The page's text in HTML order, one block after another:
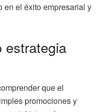
en el éxito empresarial y
estrategia
que el
promociones y